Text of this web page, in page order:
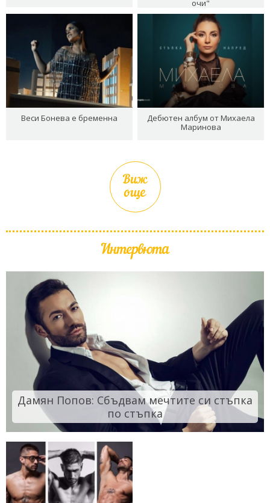
очи"
Веси Бонева е бременна
Дебютен албум от Михаела
Маринова
Виж
още
Интервюта
Дамян Попов: Сбъдвам мечтите си стъпка
по стъпка